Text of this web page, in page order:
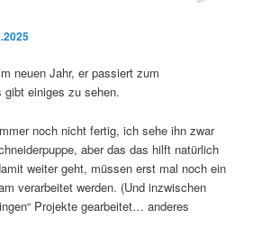
neuen Jahr, er passiert zum
gibt einiges zu sehen.
noch nicht fertig, ich sehe ihn zwar
aber das das hilft natürlich
weiter geht, müssen erst mal noch ein
verarbeitet werden. (Und inzwischen
Projekte gearbeitet… anderes